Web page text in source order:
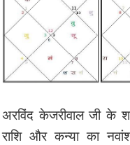
अरविंद केजरीवाल जी के
राशि और कन्या का